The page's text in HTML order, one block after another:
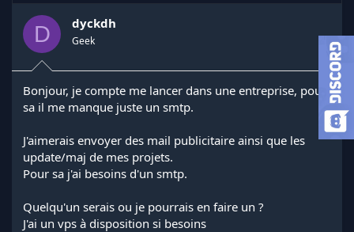
a
e
u
d
e
a
d
i
s
u
s
e
é
t
D dyckdh
Geek
Bonjour, je compte me lancer dans une entreprise, pour
sa il me manque juste un smtp.
J'aimerais envoyer des mail publicitaire ainsi que les
update/maj de mes projets.
Pour sa j'ai besoins d'un smtp.
Quelqu'un serais ou je pourrais en faire un ?
J'ai un vps à disposition si besoins